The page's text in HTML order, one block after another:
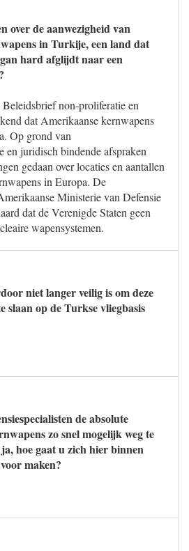
over de aanwezigheid van
in Turkije, een land dat
hard afglijdt naar een
non-proliferatie en
dat Amerikaanse kernwapens
Op grond van
en juridisch bindende afspraken
gedaan over locaties en aantallen
in Europa. De
Ministerie van Defensie
dat de Verenigde Staten geen
wapensystemen.
niet langer veilig is om deze
slaan op de Turkse vliegbasis
de absolute
zo snel mogelijk weg te
hoe gaat u zich hier binnen
maken?